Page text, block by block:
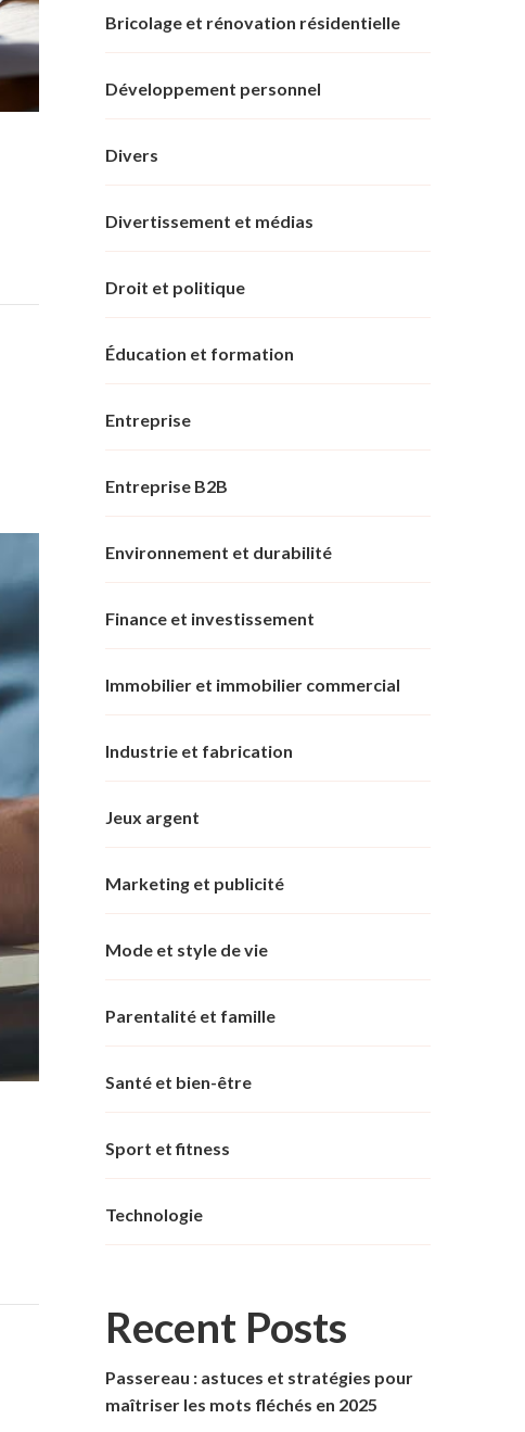
Bricolage et rénovation résidentielle
Développement personnel
Divers
Divertissement et médias
Droit et politique
Éducation et formation
Entreprise
Entreprise B2B
Environnement et durabilité
Finance et investissement
Immobilier et immobilier commercial
Industrie et fabrication
Jeux argent
Marketing et publicité
Mode et style de vie
Parentalité et famille
Santé et bien-être
Sport et fitness
Technologie
Recent Posts
Passereau : astuces et stratégies pour
maîtriser les mots fléchés en 2025